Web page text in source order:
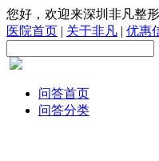
您好，欢迎来深圳非凡整
医院首页 | 关于非凡 | 优惠
问答首页
问答分类